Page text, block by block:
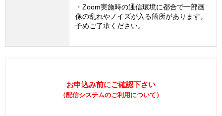
・Zoom実施時の通信環境に都合で一部画
像の乱れやノイズが入る箇所があります。
予めご了承ください。
お申込み前にご確認下さい
（配信システムのご利用について）